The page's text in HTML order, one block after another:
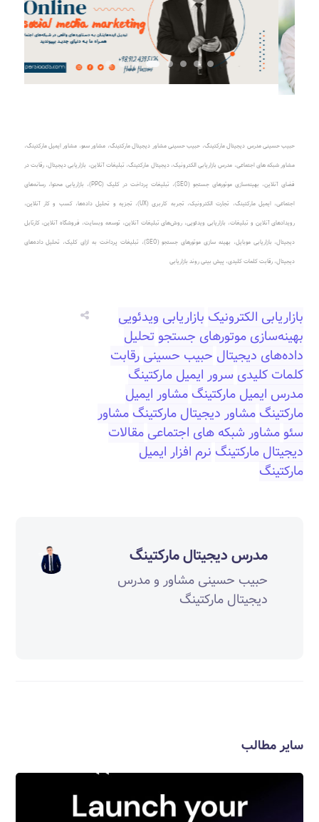
حبیب حسینی مدرس دیجیتال مارکتینگ، حبیب حسینی مشاور دیجیتال مارکتینگ، مشاور سئو، مشاور ایمیل مارکتینگ،
مشاور شبکه های اجتماعی، مدرس بازاریابی الکترونیک،دیجیتال مارکتینگ، تبلیغات آنلاین، بازاریابی دیجیتال، رقابت در
فضای آنلاین، بهینه‌سازی موتورهای جستجو (SEO) ، تبلیغات پرداخت در کلیک (PPC) ، بازاریابی محتوا، رسانه‌های
اجتماعی، ایمیل مارکتینگ، تجارت الکترونیک، تجربه کاربری (UX)، تجزیه و تحلیل داده‌ها، کسب و کار آنلاین،
رویدادهای آنلاین و تبلیغات، بازاریابی ویدئویی، روش‌های تبلیغات آنلاین، توسعه وبسایت، فروشگاه آنلاین، کارتابل
دیجیتال، بازاریابی موبایل، بهینه سازی موتورهای جستجو (SEO)، تبلیغات پرداخت به ازای کلیک، تحلیل داده‌های
دیجیتال، رقابت کلمات کلیدی، پیش بینی روند بازاریابی
بازاریابی الکترونیک بازاریابی ویدئویی
بهینه‌سازی موتورهای جستجو تحلیل
داده‌های دیجیتال حبیب حسینی رقابت
کلمات کلیدی سرور ایمیل مارکتینگ
مدرس ایمیل مارکتینگ مشاور ایمیل
مارکتینگ مشاور دیجیتال مارکتینگ مشاور
سئو مشاور شبکه های اجتماعی مقالات
دیجیتال مارکتینگ نرم افزار ایمیل
مارکتینگ
مدرس دیجیتال مارکتینگ
حبیب حسینی مشاور و مدرس
دیجیتال مارکتینگ
سایر مطالب